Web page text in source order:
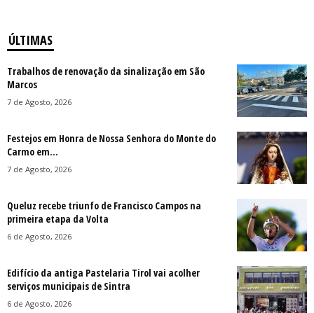
ÚLTIMAS
Trabalhos de renovação da sinalização em São
Marcos
7 de Agosto, 2026
Festejos em Honra de Nossa Senhora do Monte do
Carmo em...
7 de Agosto, 2026
Queluz recebe triunfo de Francisco Campos na
primeira etapa da Volta
6 de Agosto, 2026
Edifício da antiga Pastelaria Tirol vai acolher
serviços municipais de Sintra
6 de Agosto, 2026